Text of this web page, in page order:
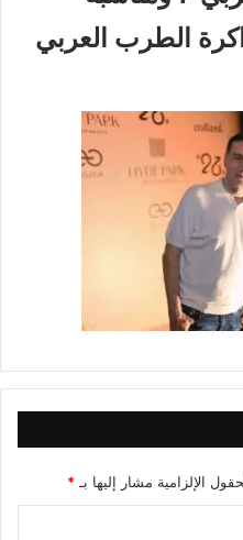
الطرب العربي
الإلزامية مشار إليها بـ *